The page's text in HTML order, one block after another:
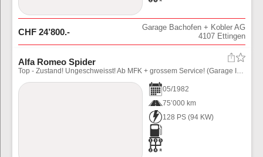
CHF 24’800.-
Garage Bachofen + Kobler AG
4107 Ettingen
Alfa Romeo Spider
Top - Zustand! Ungeschweisst! Ab MFK + grossem Service! (Garage Ivo Salvadori Finish)\\nAuf Wunsch Veteraneneintrag möglich!
05/1982
75’000 km
128 PS (94 KW)